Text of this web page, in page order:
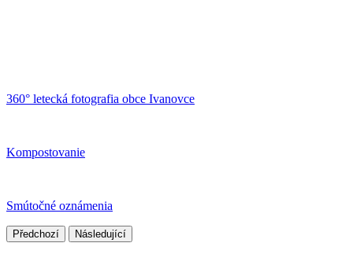
360° letecká fotografia obce Ivanovce
Kompostovanie
Smútočné oznámenia
Předchozí Následující